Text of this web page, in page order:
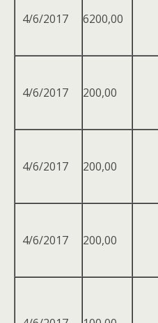
4/6/2017 6200,00
4/6/2017 200,00
4/6/2017 200,00
4/6/2017 200,00